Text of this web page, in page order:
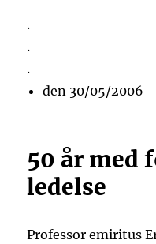
.
.
.
den 30/05/2006
50 år med
ledelse
Professor emiritus